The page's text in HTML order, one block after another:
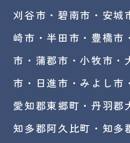
刈谷市・碧南市・ 安城
崎市 ・半田市・豊橋
市・蒲郡市・小牧市・
市・日進市・みよし市・
愛知郡東郷町・丹羽郡
知多郡阿久比町・知多